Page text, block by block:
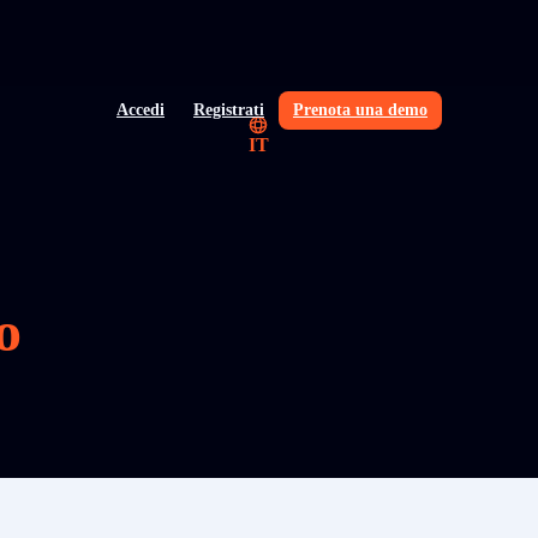
Accedi Registrati Prenota una demo
IT